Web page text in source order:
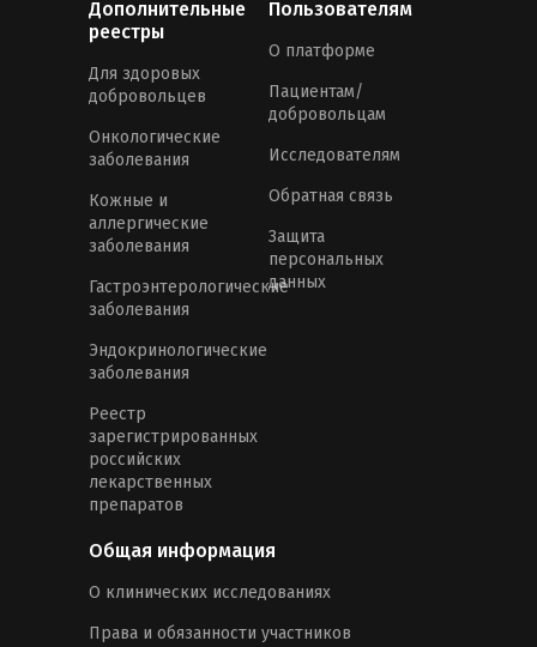
Дополнительные
реестры
Для здоровых
добровольцев
Онкологические
заболевания
Кожные и
аллергические
заболевания
Гастроэнтерологические
заболевания
Эндокринологические
заболевания
Реестр
зарегистрированных
российских
лекарственных
препаратов
Пользователям
О платформе
Пациентам/
добровольцам
Исследователям
Обратная связь
Защита
персональных
данных
Общая информация
О клинических исследованиях
Права и обязанности участников